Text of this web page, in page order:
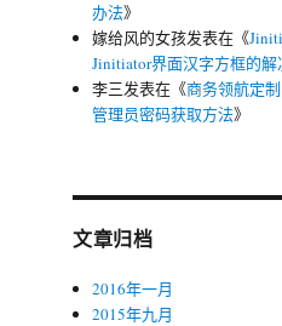
办法》
嫁给风的女孩发表在《
Jinitiator界面汉字方框的解
李三发表在《商务领航定
管理员密码获取方法》
文章归档
2016年一月
2015年九月